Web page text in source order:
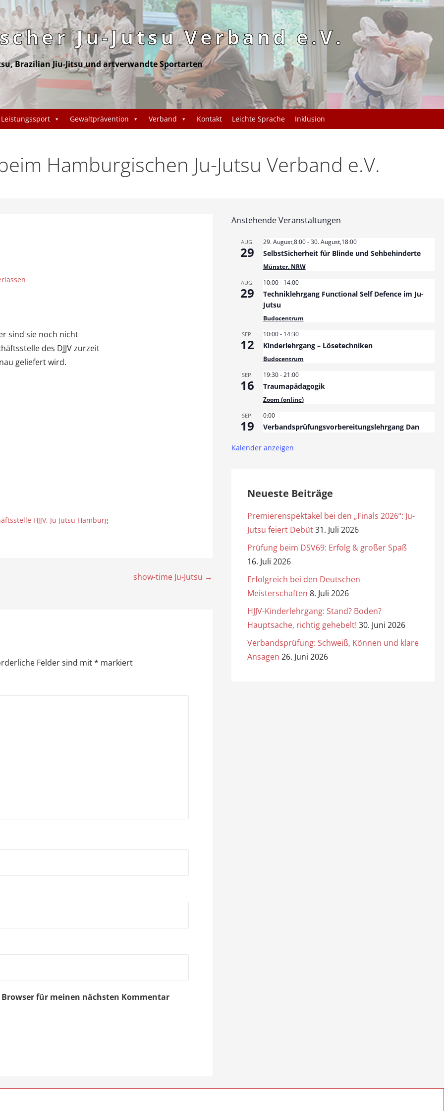
Ju-Jutsu Verband e.V.
Brazilian Jiu-Jitsu und artverwandte Sportarten
Leistungssport Gewaltprävention Verband Kontakt Leichte Sprache Inklusion
Hamburgischen Ju-Jutsu Verband e.V.
sind sie noch nicht
des DJJV zurzeit
geliefert wird.
HJJV, Ju Jutsu Hamburg
show-time Ju-Jutsu →
Felder sind mit* markiert
Browser für meinen nächsten Kommentar
Anstehende Veranstaltungen
AUG.
29
29. August,8:00-30. August,18:00
SelbstSicherheit für Blinde und Sehbehinderte
Münster, NRW
AUG.
29
10:00- 14:00
Techniklehrgang Functional Self Defence im Ju-
Jutsu
Budocentrum
SEP.
12
10:00- 14:30
Kinderlehrgang – Lösetechniken
Budocentrum
SEP.
16
19:30-21:00
Traumapädagogik
Zoom (online)
SEP.
19
0:00
Verbandsprüfungsvorbereitungslehrgang Dan
Kalender anzeigen
Neueste Beiträge
Premierenspektakel bei den „Finals 2026“: Ju-
Jutsu feiert Debüt31. Juli 2026
Prüfung beim DSV69: Erfolg & großer Spaß
16. Juli 2026
Erfolgreich bei den Deutschen
Meisterschaften 8. Juli 2026
HJJV-Kinderlehrgang: Stand? Boden?
Hauptsache, richtig gehebelt! 30. Juni 2026
Verbandsprüfung: Schweiß, Können und klare
Ansagen 26. Juni 2026